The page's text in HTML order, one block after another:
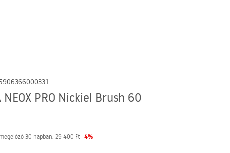
5906366000331
PRO Nickiel Brush 60
30 napban: 29 400 Ft -4%